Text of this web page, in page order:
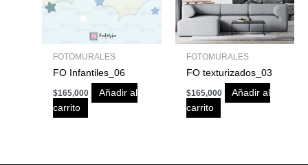
FOTOMURALES
FO Infantiles_06
$165,000
Añadir al
carrito
FOTOMURALES
FO texturizados_03
$165,000
Añadir al
carrito